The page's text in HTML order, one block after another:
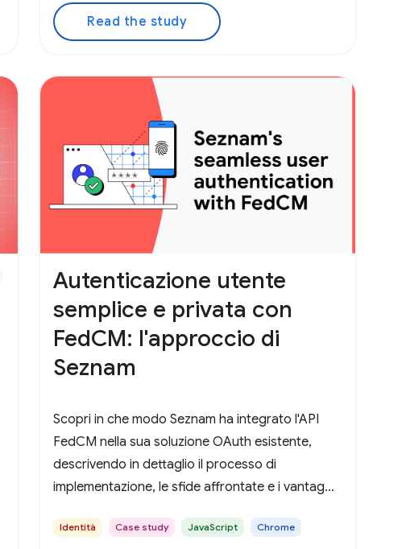
Read the study
Autenticazione utente
semplice e privata con
FedCM: l'approccio di
Seznam
Scopri in che modo Seznam ha integrato l'API
FedCM nella sua soluzione OAuth esistente,
descrivendo in dettaglio il processo di
implementazione, le sfide affrontate e i vantaggi
Identità Case study JavaScript Chrome